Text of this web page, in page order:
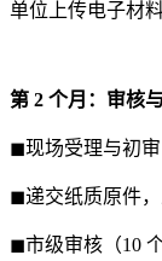
单位上传电子材
第 2 个月：审核
◼现场受理与初审
◼递交纸质原件
◼市级审核（10